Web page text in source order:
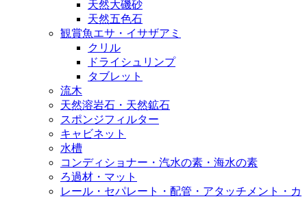
天然大磯砂
天然五色石
観賞魚エサ・イサザアミ
クリル
ドライシュリンプ
タブレット
流木
天然溶岩石・天然鉱石
スポンジフィルター
キャビネット
水槽
コンディショナー・汽水の素・海水の素
ろ過材・マット
レール・セパレート・配管・アタッチメント・カ